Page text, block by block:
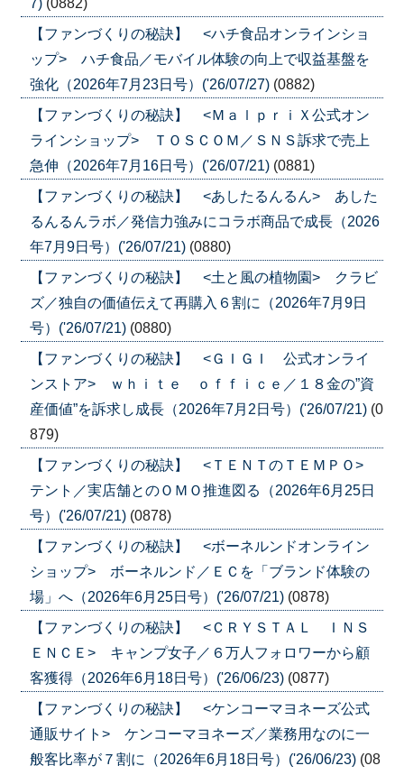
【ファンづくりの秘訣】 <ハチ食品オンラインショ
ップ> ハチ食品／モバイル体験の向上で収益基盤を
強化（2026年7月23日号）('26/07/27) (0882)
【ファンづくりの秘訣】 <ＭａｌｐｒｉＸ公式オン
ラインショップ> ＴＯＳＣＯＭ／ＳＮＳ訴求で売上
急伸（2026年7月16日号）('26/07/21) (0881)
【ファンづくりの秘訣】 <あしたるんるん> あした
るんるんラボ／発信力強みにコラボ商品で成長（2026
年7月9日号）('26/07/21) (0880)
【ファンづくりの秘訣】 <土と風の植物園> クラビ
ズ／独自の価値伝えて再購入６割に（2026年7月9日
号）('26/07/21) (0880)
【ファンづくりの秘訣】 <ＧＩＧＩ 公式オンライ
ンストア> ｗｈｉｔｅ ｏｆｆｉｃｅ／１８金の”資
産価値”を訴求し成長（2026年7月2日号）('26/07/21) (0
879)
【ファンづくりの秘訣】 <ＴＥＮＴのＴＥＭＰＯ>
テント／実店舗とのＯＭＯ推進図る（2026年6月25日
号）('26/07/21) (0878)
【ファンづくりの秘訣】 <ボーネルンドオンライン
ショップ> ボーネルンド／ＥＣを「ブランド体験の
場」へ（2026年6月25日号）('26/07/21) (0878)
【ファンづくりの秘訣】 <ＣＲＹＳＴＡＬ ＩＮＳ
ＥＮＣＥ> キャンプ女子／６万人フォロワーから顧
客獲得（2026年6月18日号）('26/06/23) (0877)
【ファンづくりの秘訣】 <ケンコーマヨネーズ公式
通販サイト> ケンコーマヨネーズ／業務用なのに一
般客比率が７割に（2026年6月18日号）('26/06/23) (08